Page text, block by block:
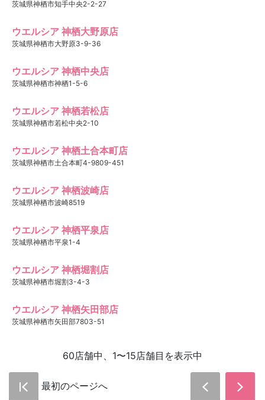
茨城県神栖市知手中央2-2-27
ウエルシア 神栖大野原店
茨城県神栖市大野原3-9-36
ウエルシア 神栖中央店
茨城県神栖市神栖1-5-6
ウエルシア 神栖若松店
茨城県神栖市若松中央2-10
ウエルシア 神栖土合本町店
茨城県神栖市土合本町4-9809-451
ウエルシア 神栖波崎店
茨城県神栖市波崎8519
ウエルシア 神栖平泉店
茨城県神栖市平泉1-4
ウエルシア 神栖堀割店
茨城県神栖市堀割3-4-3
ウエルシア 神栖矢田部店
茨城県神栖市矢田部7803-51
60店舗中、1〜15店舗目を表示中
最初のページへ